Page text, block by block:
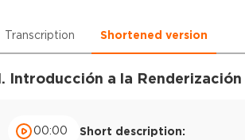
Transcription Shortened version
Introducción a la
00:00 Short description: